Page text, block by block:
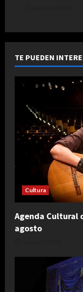
TE PUEDEN
Cultura
Agenda Cultural
agosto